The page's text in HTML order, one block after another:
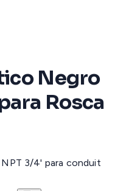
Negro
Rosca
3/4' para conduit